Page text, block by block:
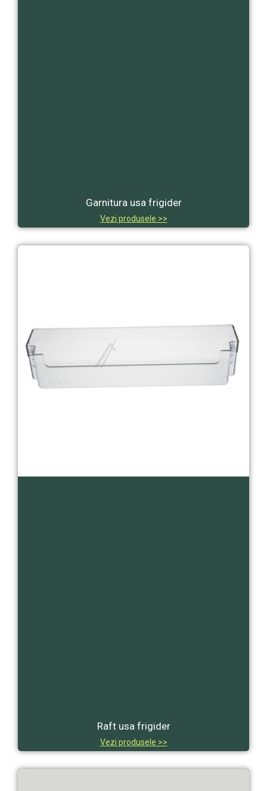
Garnitura usa frigider
Vezi produsele >>
Raft usa frigider
Vezi produsele >>